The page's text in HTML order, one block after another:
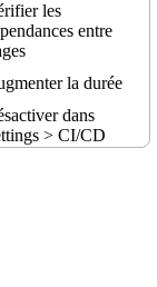
les
entre
la durée
dans
> CI/CD